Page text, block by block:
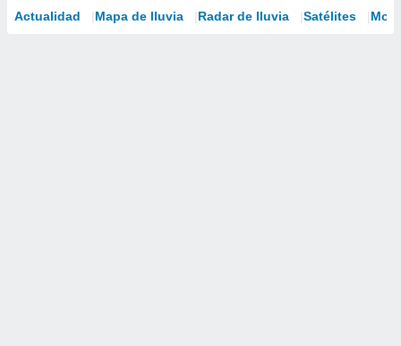
Actualidad Mapa de lluvia Radar de lluvia Satélites